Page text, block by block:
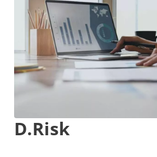
D.Risk